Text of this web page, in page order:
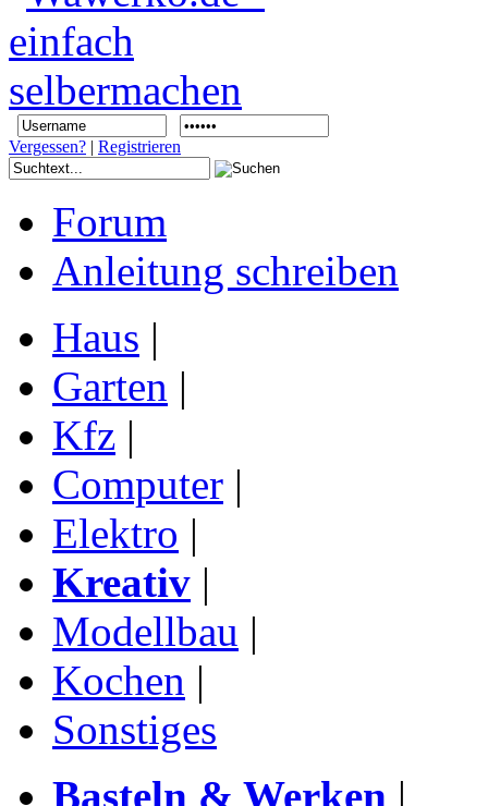
Vergessen? | Registrieren
Forum
Anleitung schreiben
Haus |
Garten |
Kfz |
Computer |
Elektro |
Kreativ |
Modellbau |
Kochen |
Sonstiges
Basteln & Werken |